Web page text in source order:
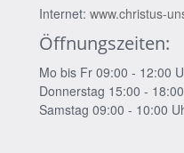
Internet: www.christus-
Öffnungszeiten:
Mo bis Fr 09:00 - 12:00
Donnerstag 15:00 -
Samstag 09:00 - 10:00